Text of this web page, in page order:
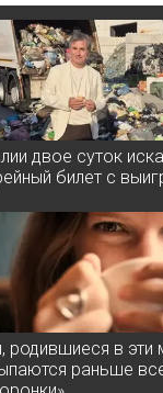
двое суток
билет с
родившиеся в эти
раньше